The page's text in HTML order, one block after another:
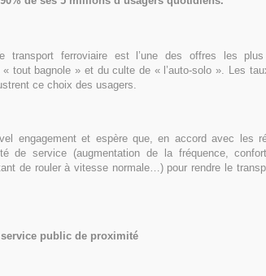
transport ferroviaire est l’une des offres les
tout bagnole » et du culte de « l’auto-solo ». Les
ce choix des usagers.
engagement et espère que, en accord avec les
de service (augmentation de la fréquence,
de rouler à vitesse normale…) pour rendre le
public de proximité